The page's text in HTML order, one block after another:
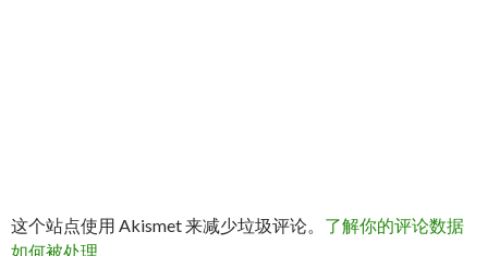
这个站点使用 Akismet 来减少垃圾评论。 了解你的评论数据
如何被处理